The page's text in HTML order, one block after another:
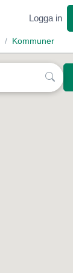
Logga in
Kommuner